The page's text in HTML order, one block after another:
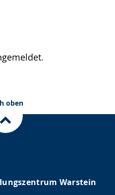
oben
Warstein